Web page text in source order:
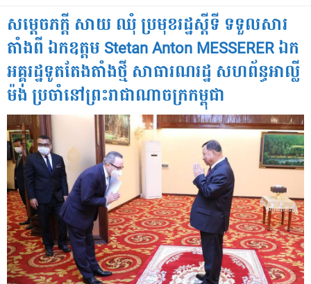
សម្តេចភក្តី សាយ ឈុំ ប្រមុខរដ្ឋស្តីទី ទទួលសារ
តាំងពី ឯកឧត្តម Stetan Anton MESSERER ឯក
អគ្គរដ្ឋទូតតែងតាំងថ្មី សាធារណរដ្ឋ សហព័ន្ធអាល្លី
ម៉ង់ ប្រចាំនៅព្រះរាជាណាចក្រកម្ពុជា